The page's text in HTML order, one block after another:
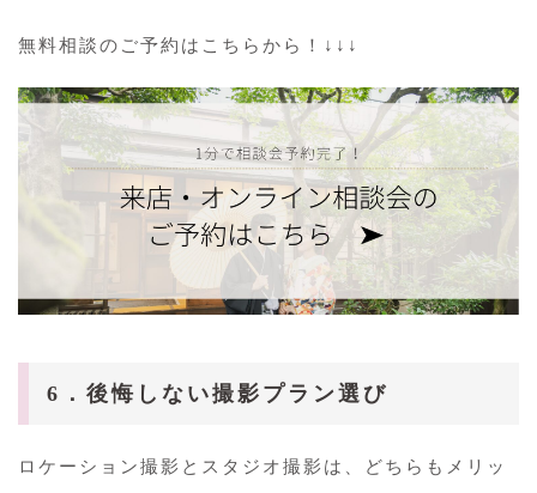
無料相談のご予約はこちらから！↓↓↓
6．後悔しない撮影プラン選び
ロケーション撮影とスタジオ撮影は、どちらもメリッ